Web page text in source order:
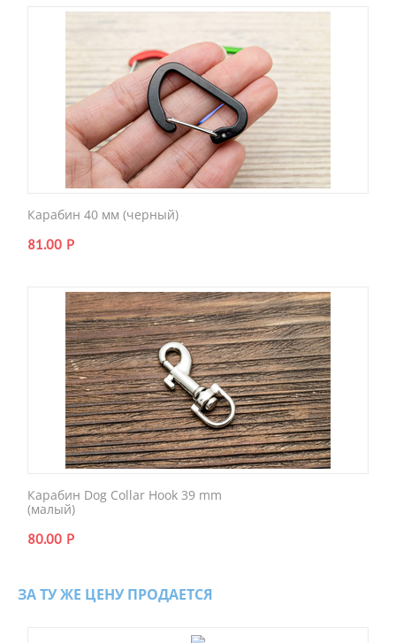
Карабин 40 мм (черный)
81.00 Р
Карабин Dog Collar Hook 39 mm
(малый)
80.00 Р
ЗА ТУ ЖЕ ЦЕНУ ПРОДАЕТСЯ